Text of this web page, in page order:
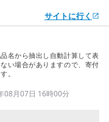
サイトに行く
名から抽出し自動計算して表
い場合がありますので、寄付
。
08月07日 16時00分